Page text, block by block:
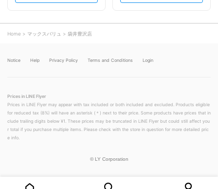
t
o
w
t
Home マックスバリュ 袋井豊沢店
Notice Help Privacy Policy Terms and Conditions Login
Prices in LINE Flyer
Prices in LINE Flyer may appear with tax included or both included and excluded. Products eligible
for reduced tax (8%) will have an asterisk (＊) next to their price. Some products have prices that in
clude trailing digits below ¥1. These prices may be truncated in LINE Flyer but could still affect you
r total if you purchase multiple items. Please check with the store in question for more detailed pric
e info.
© LY Corporation